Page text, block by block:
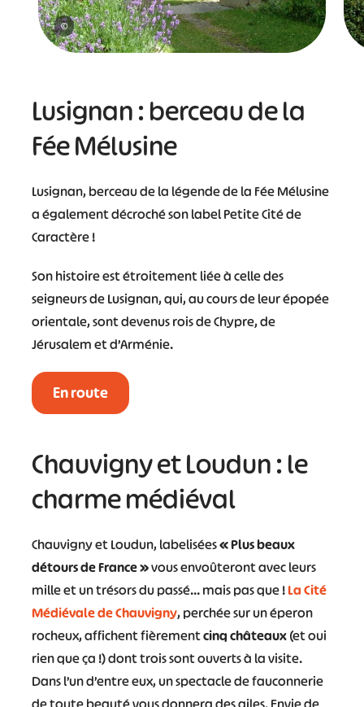
©
Lusignan : berceau de la
Fée Mélusine
Lusignan, berceau de la légende de la Fée Mélusine
a également décroché son label Petite Cité de
Caractère !
Son histoire est étroitement liée à celle des
seigneurs de Lusignan, qui, au cours de leur épopée
orientale, sont devenus rois de Chypre, de
Jérusalem et d’Arménie.
En route
Chauvigny et Loudun : le
charme médiéval
Chauvigny et Loudun, labelisées« Plus beaux
détours de France »vous envoûteront avec leurs
mille et un trésors du passé… mais pas que !La Cité
Médiévale de Chauvigny, perchée sur un éperon
rocheux, affichent fièrementcinq châteaux(et oui
rien que ça !) dont trois sont ouverts à la visite.
Dans l’un d’entre eux, un spectacle de fauconnerie
de toute beauté vous donnera des ailes. Envie de